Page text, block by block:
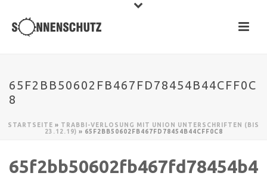
65F2BB50602FB467FD78454B44CFF0C
8
STARTSEITE » TRABBI-VERLOSUNG MIT UNION UNTERSCHRIFTEN (BIS
23.12.19) » 65F2BB50602FB467FD78454B44CFF0C8
65f2bb50602fb467fd78454b4